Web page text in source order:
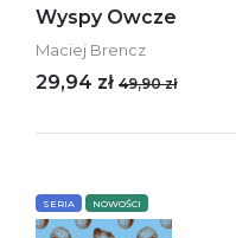
Wyspy Owcze
Maciej Brencz
29,94 zł 49,90 zł
SERIA NOWOŚCI